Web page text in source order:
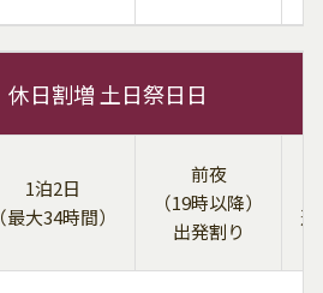
休日割増 土日祭日日
1泊2日
（最大34時間）
前夜
（19時以降）
出発割り
追